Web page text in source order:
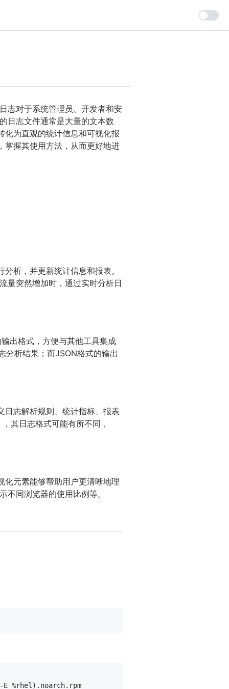
志对于系统管理员、开发者和安
日志文件通常是大量的文本数
化为直观的统计信息和可视化报
掌握其使用方法，从而更好地进
析，并更新统计信息和报表。
量突然增加时，通过实时分析日
出格式，方便与其他工具集成
分析结果；而JSON格式的输出
日志解析规则、统计指标、报表
其日志格式可能有所不同，
化元素能够帮助用户更清晰地理
同浏览器的使用比例等。